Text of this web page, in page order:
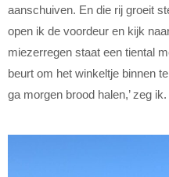
aanschuiven. En die rij groeit
open ik de voordeur en kijk
miezerregen staat een tiental
beurt om het winkeltje binnen
ga morgen brood halen,’ zeg ik.